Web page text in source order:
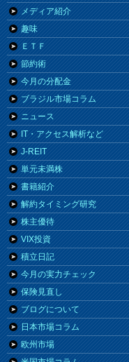
メディア紹介
趣味
ＥＴＦ
節約術
今月の分配金
ブラジル市場コラム
ニュース
IT・アクセス解析など
J-REIT
単元未満株
書籍紹介
解約タイミング研究
株主優待
VIX投資
積立日記
今月の実力チェック
保険見直し
ブログについて
日本市場コラム
欧州市場